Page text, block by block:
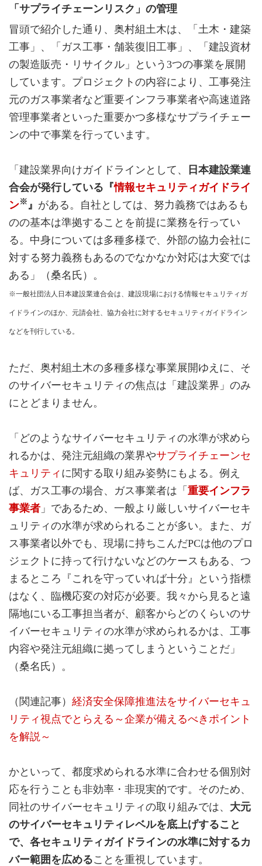
「サプライチェーンリスク」の管理
冒頭で紹介した通り、奥村組土木は、「土木・建築
工事」、「ガス工事・舗装復旧工事」、「建設資材
の製造販売・リサイクル」という3つの事業を展開
しています。プロジェクトの内容により、工事発注
元のガス事業者など重要インフラ事業者や高速道路
管理事業者といった重要かつ多様なサプライチェー
ンの中で事業を行っています。
「建設業界向けガイドラインとして、
日本建設業連
合会が発行している『情報セキュリティガイドライ
ン※ 』 がある。自社としては、努力義務ではあるも
のの基本は準拠することを前提に業務を行ってい
る。中身については多種多様で、外部の協力会社に
対する努力義務もあるのでなかなか対応は大変では
ある」（桑名氏）。
※一般社団法人日本建設業連合会は、建設現場における情報セキュリティガ
イドラインのほか、元請会社、協力会社に対するセキュリティガイドライン
などを刊行している。
ただ、奥村組土木の多種多様な事業展開ゆえに、そ
のサイバーセキュリティの焦点は「建設業界」のみ
にとどまりません。
「どのようなサイバーセキュリティの水準が求めら
れるかは、発注元組織の業界やサプライチェーンセ
キュリティ に関する取り組み姿勢にもよる。例え
ば、ガス工事の場合、ガス事業者は「 重要インフラ
事業者 」であるため、一般より厳しいサイバーセキ
ュリティの水準が求められることが多い。また、ガ
ス事業者以外でも、現場に持ちこんだPCは他のプロ
ジェクトに持って行けないなどのケースもある、つ
まるところ『これを守っていれば十分』という指標
はなく、臨機応変の対応が必要。我々から見ると遠
隔地にいる工事担当者が、顧客からどのくらいのサ
イバーセキュリティの水準が求められるかは、工事
内容や発注元組織に拠ってしまうということだ」
（桑名氏）。
（関連記事） 経済安全保障推進法をサイバーセキュ
リティ視点でとらえる～企業が備えるべきポイント
を解説～
かといって、都度求められる水準に合わせる個別対
応を行うことも非効率・非現実的です。そのため、
同社のサイバーセキュリティの取り組みでは、 大元
のサイバーセキュリティレベルを底上げすること
で、各セキュリティガイドラインの水準に対するカ
バー範囲を広めることを重視しています。